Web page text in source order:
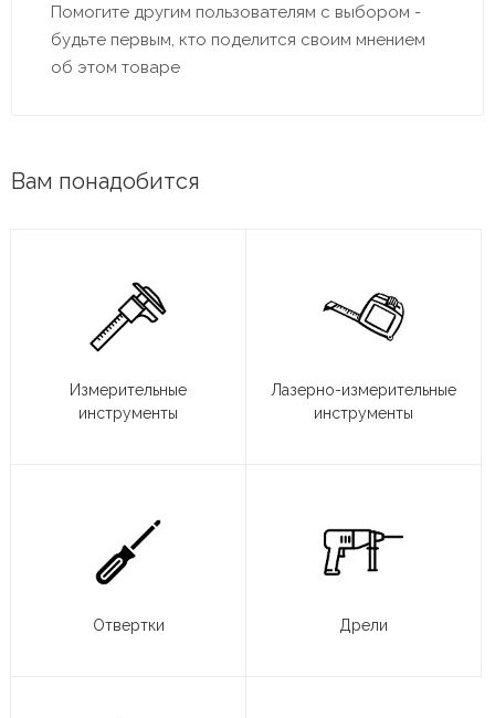
Помогите другим пользователям с выбором -
будьте первым, кто поделится своим мнением
об этом товаре
Вам понадобится
Измерительные
инструменты
Лазерно-измерительные
инструменты
Отвертки Дрели